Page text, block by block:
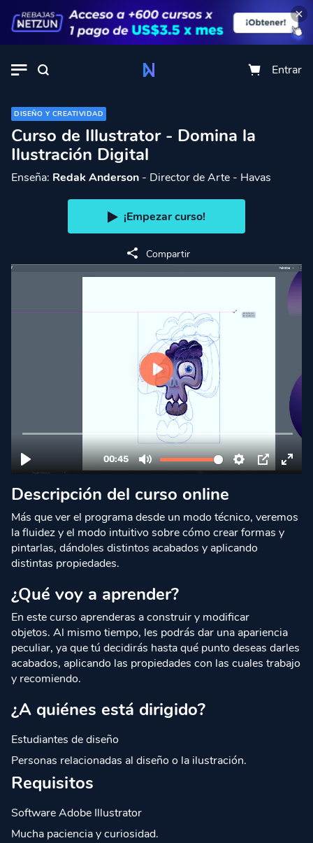
Entrar
DISEÑO Y CREATIVIDAD
Curso de Illustrator - Domina la
Ilustración Digital
Enseña: Redak Anderson - Director de Arte - Havas
¡Empezar curso!
Compartir
Descripción del curso online
Más que ver el programa desde un modo técnico, veremos
la fluidez y el modo intuitivo sobre cómo crear formas y
pintarlas, dándoles distintos acabados y aplicando
distintas propiedades.
¿Qué voy a aprender?
En este curso aprenderas a construir y modificar
objetos. Al mismo tiempo, les podrás dar una apariencia
peculiar, ya que tú decidirás hasta qué punto deseas darles
acabados, aplicando las propiedades con las cuales trabajo
y recomiendo.
¿A quiénes está dirigido?
Estudiantes de diseño
Personas relacionadas al diseño o la ilustración.
Requisitos
Software Adobe Illustrator
Mucha paciencia y curiosidad.